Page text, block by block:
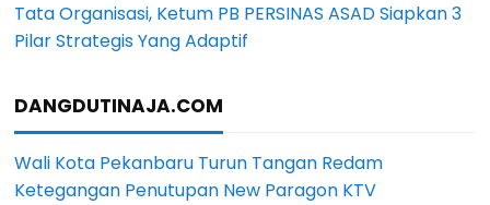
Tata Organisasi, Ketum PB PERSINAS ASAD Siapkan 3
Pilar Strategis Yang Adaptif
DANGDUTINAJA.COM
Wali Kota Pekanbaru Turun Tangan Redam
Ketegangan Penutupan New Paragon KTV